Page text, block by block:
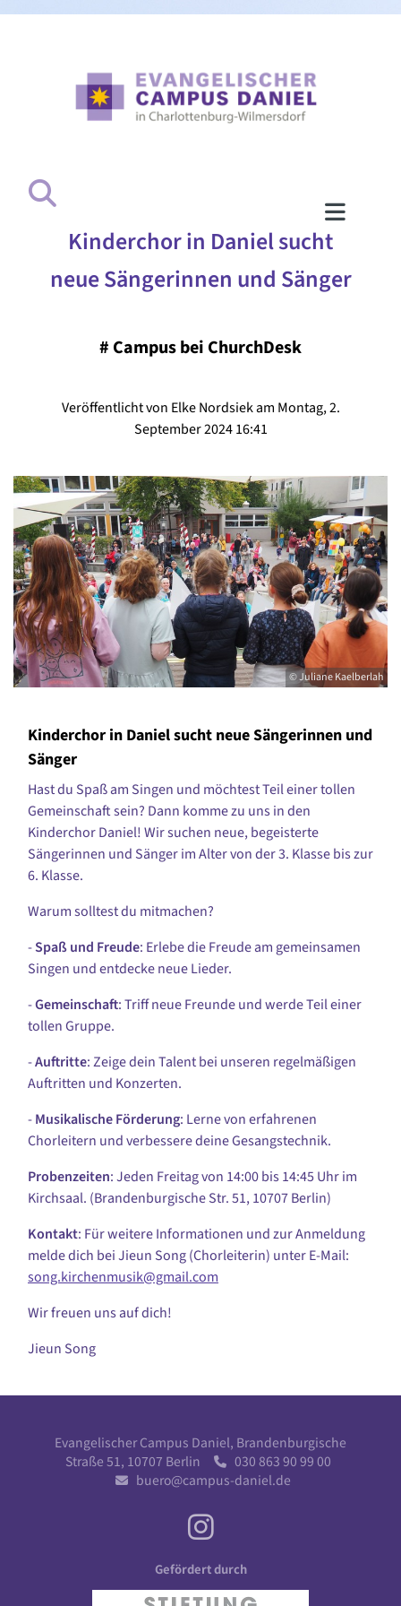
Kinderchor in Daniel sucht
neue Sängerinnen und Sänger
# Campus bei ChurchDesk
Veröffentlicht von Elke Nordsiek am Montag, 2.
September 2024 16:41
© Juliane Kaelberlah
Kinderchor in Daniel sucht neue Sängerinnen und
Sänger
Hast du Spaß am Singen und möchtest Teil einer tollen
Gemeinschaft sein? Dann komme zu uns in den
Kinderchor Daniel! Wir suchen neue, begeisterte
Sängerinnen und Sänger im Alter von der 3. Klasse bis zur
6. Klasse.
Warum solltest du mitmachen?
-Spaß und Freude: Erlebe die Freude am gemeinsamen
Singen und entdecke neue Lieder.
-Gemeinschaft: Triff neue Freunde und werde Teil einer
tollen Gruppe.
-Auftritte: Zeige dein Talent bei unseren regelmäßigen
Auftritten und Konzerten.
-Musikalische Förderung: Lerne von erfahrenen
Chorleitern und verbessere deine Gesangstechnik.
Probenzeiten: Jeden Freitag von 14:00 bis 14:45 Uhr im
Kirchsaal. (Brandenburgische Str. 51, 10707 Berlin)
Kontakt: Für weitere Informationen und zur Anmeldung
melde dich bei Jieun Song (Chorleiterin) unter E-Mail:
song.kirchenmusik@gmail.com
Wir freuen uns auf dich!
Jieun Song
Evangelischer Campus Daniel, Brandenburgische
Straße 51, 10707 Berlin
030 863 90 99 00
 buero@campus-daniel.de
Gefördert durch